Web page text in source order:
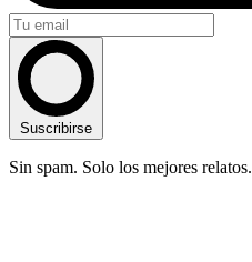
Suscribirse
Sin spam. Solo los mejores relatos.